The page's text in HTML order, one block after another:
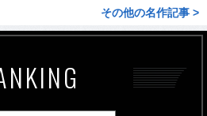
その他の名作記事 >